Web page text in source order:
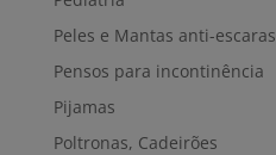
Peles e Mantas anti-escaras
Pensos para incontinência
Pijamas
Poltronas, Cadeirões